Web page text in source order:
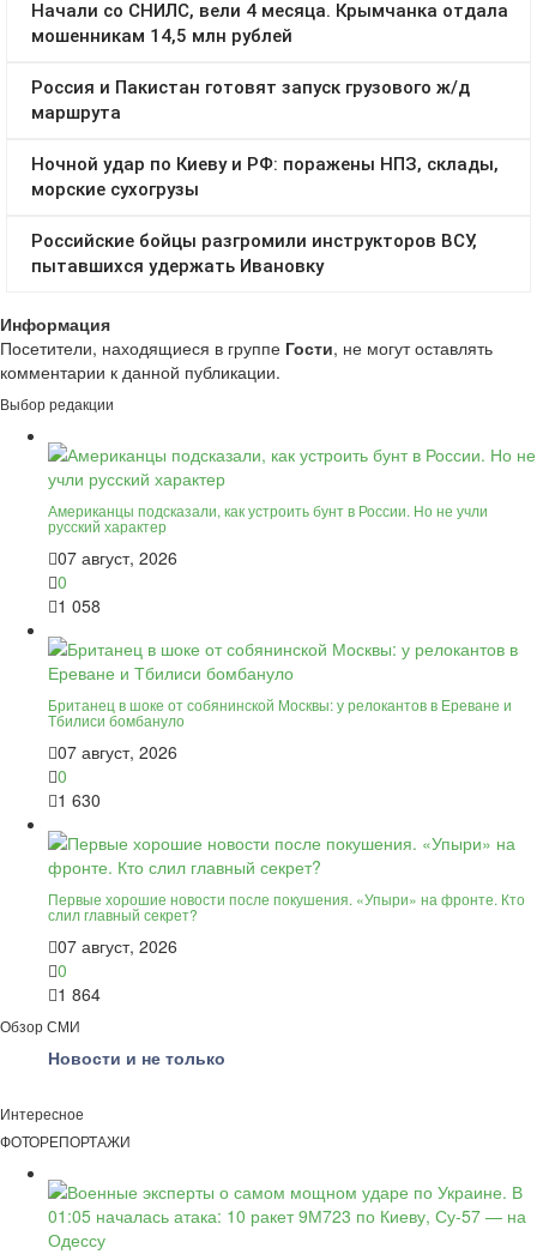
Информация
Посетители, находящиеся в группе Гости, не могут оставлять
комментарии к данной публикации.
Выбор редакции
Американцы подсказали, как устроить бунт в России. Но не учли
русский характер
07 август, 2026
0
1 058
Британец в шоке от собянинской Москвы: у релокантов в Ереване и
Тбилиси бомбануло
07 август, 2026
0
1 630
Первые хорошие новости после покушения. «Упыри» на фронте. Кто
слил главный секрет?
07 август, 2026
0
1 864
Обзор СМИ
Новости и не только
Интересное
ФОТОРЕПОРТАЖИ